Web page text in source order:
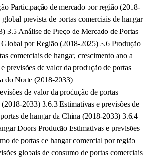
Participação de mercado por região (2018-
prevista de portas comerciais de hangar
3.5 Análise de Preço de Mercado de Portas
por Região (2018-2025) 3.6 Produção
comerciais de hangar, crescimento ano a
previsões de valor da produção de portas
do Norte (2018-2033)
de valor da produção de portas
(2018-2033) 3.6.3 Estimativas e previsões de
de hangar da China (2018-2033) 3.6.4
Doors Produção Estimativas e previsões
de portas de hangar comercial por região
globais de consumo de portas comerciais